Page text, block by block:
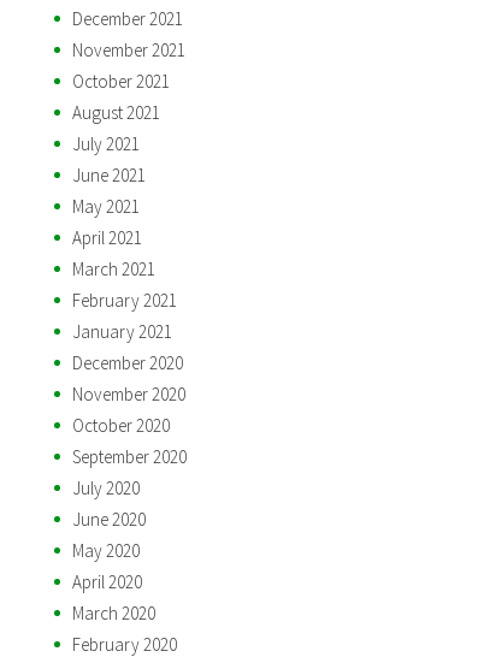
December 2021
November 2021
October 2021
August 2021
July 2021
June 2021
May 2021
April 2021
March 2021
February 2021
January 2021
December 2020
November 2020
October 2020
September 2020
July 2020
June 2020
May 2020
April 2020
March 2020
February 2020